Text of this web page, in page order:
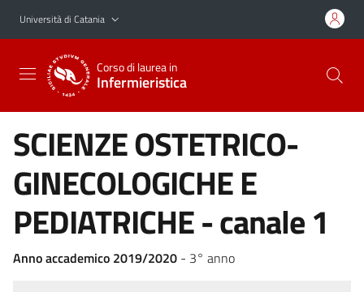
Vai al contenuto principale
Vai al menu di navigazione
Università di Catania
Corso di laurea in
Infermieristica
SCIENZE OSTETRICO-
GINECOLOGICHE E
PEDIATRICHE - canale 1
Anno accademico 2019/2020 - 3° anno